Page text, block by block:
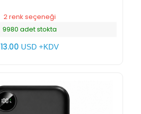
2 renk seçeneği
9980 adet stokta
13.00 USD +KDV